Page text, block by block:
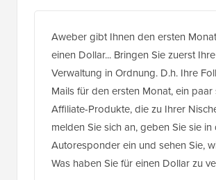
Aweber gibt Ihnen den ersten
einen Dollar... Bringen Sie zuerst
Verwaltung in Ordnung. D.h. Ihre
Mails für den ersten Monat, ein
Affiliate-Produkte, die zu Ihrer
melden Sie sich an, geben Sie sie in
Autoresponder ein und sehen Sie,
Was haben Sie für einen Dollar zu